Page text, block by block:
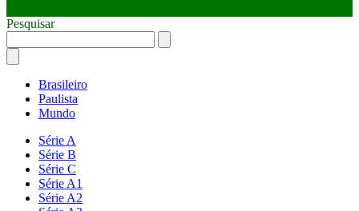
Pesquisar
Brasileiro
Paulista
Mundo
Série A
Série B
Série C
Série A1
Série A2